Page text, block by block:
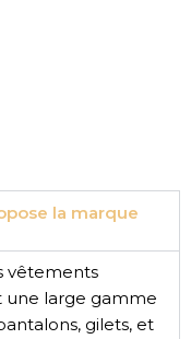
la marque
vêtements
une large gamme
gilets, et